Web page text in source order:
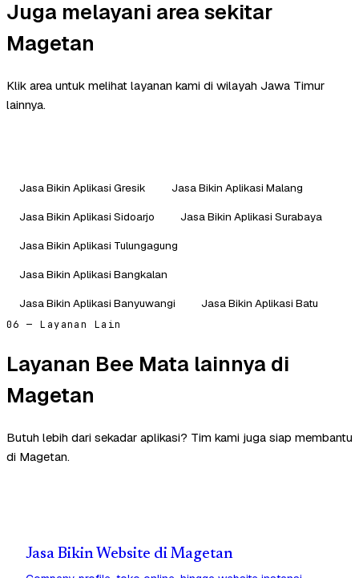
Juga melayani area sekitar
Magetan
Klik area untuk melihat layanan kami di wilayah Jawa Timur
lainnya.
Jasa Bikin Aplikasi Gresik
Jasa Bikin Aplikasi Malang
Jasa Bikin Aplikasi Sidoarjo
Jasa Bikin Aplikasi Surabaya
Jasa Bikin Aplikasi Tulungagung
Jasa Bikin Aplikasi Bangkalan
Jasa Bikin Aplikasi Banyuwangi
Jasa Bikin Aplikasi Batu
06 — Layanan Lain
Layanan Bee Mata lainnya di
Magetan
Butuh lebih dari sekadar aplikasi? Tim kami juga siap membantu
di Magetan.
Jasa Bikin Website di Magetan